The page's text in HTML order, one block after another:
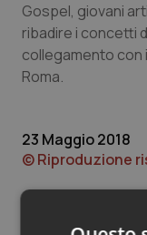
Quotidiano
Quotidiano
Quotidiano
Gospel, giovani
ribadire i concetti
collegamento con
Roma.
23 Maggio 2018
© Riproduzione